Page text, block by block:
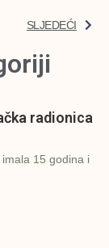
SLJEDEĆI
radionica
15 godina i